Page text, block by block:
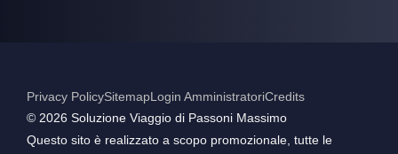
Privacy PolicySitemapLogin AmministratoriCredits
©️ 2026 Soluzione Viaggio di Passoni Massimo
Questo sito è realizzato a scopo promozionale, tutte le